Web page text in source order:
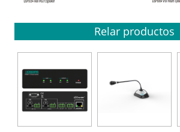
Relar productos